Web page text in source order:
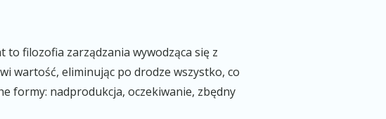
filozofia zarządzania wywodząca się z
wartość, eliminując po drodze wszystko, co
formy: nadprodukcja, oczekiwanie, zbędny